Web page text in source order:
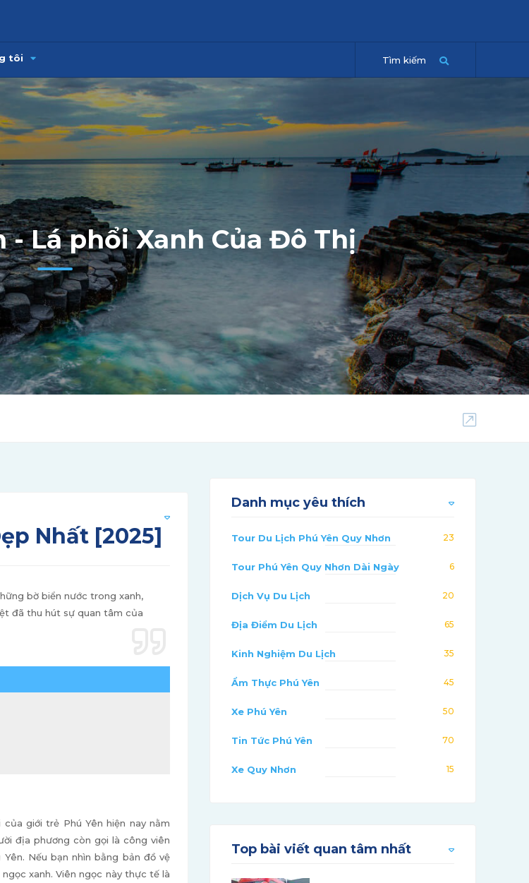
Tìm kiếm
tôi
- Lá phổi Xanh Của Đô Thị
Nhất [2025]
bờ biển nước trong xanh,
đã thu hút sự quan tâm của
giới trẻ Phú Yên hiện nay nằm
địa phương còn gọi là công viên
Nếu bạn nhìn bằng bản đồ vệ
xanh. Viên ngọc này thực tế là
Danh mục yêu thích
Tour Du Lịch Phú Yên Quy Nhơn 23
Tour Phú Yên Quy Nhơn Dài Ngày 6
Dịch Vụ Du Lịch 20
Địa Điểm Du Lịch 65
Kinh Nghiệm Du Lịch 35
Ẩm Thực Phú Yên 45
Xe Phú Yên 50
Tin Tức Phú Yên 70
Xe Quy Nhơn 15
Top bài viết quan tâm nhất